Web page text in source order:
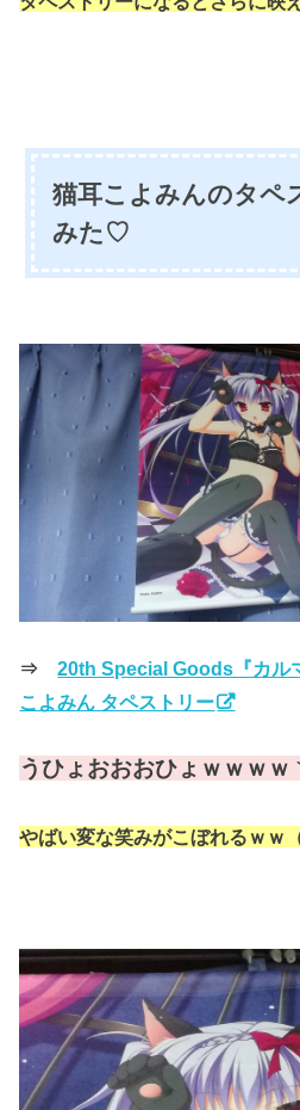
猫耳こよみんのタペ
みた♡
⇒20th Special Goods『カル
こよみん タペストリー
うひょおおおひょｗｗｗｗ
やばい変な笑みがこぼれるｗｗ